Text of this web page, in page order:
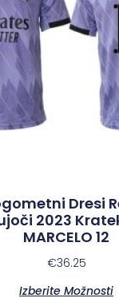
Dresi
2023
MARCELO 12
€36.25
Izberite Možnosti